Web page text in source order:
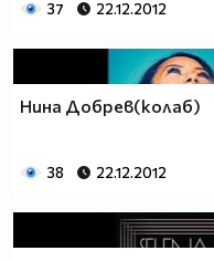
37 22.12.2012
Нина Добрев(колаб)
38 22.12.2012